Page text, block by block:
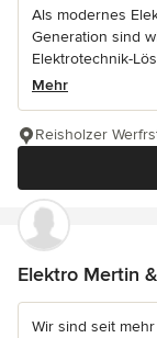
Als modernes
Generation sind
Elektrotechnik-
Mehr
Reisholzer
Elektro Mertin
Wir sind seit